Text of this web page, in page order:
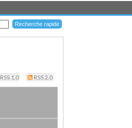
RSS 1.0 RSS 2.0